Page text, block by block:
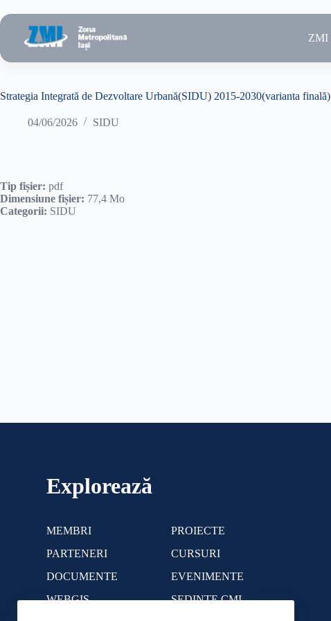
la
conținut
ZMI
Strategia Integrată de Dezvoltare Urbană(SIDU) 2015-2030(varianta finală)
04/06/2026 SIDU
Tip fișier: pdf
Dimensiune fișier: 77,4 Mo
Categorii: SIDU
Explorează
MEMBRI
PROIECTE
PARTENERI
CURSURI
DOCUMENTE
EVENIMENTE
WEBGIS
SEDINTE CMI